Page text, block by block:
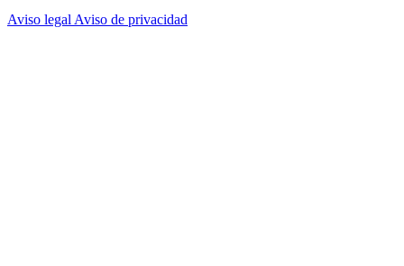
Aviso legal Aviso de privacidad